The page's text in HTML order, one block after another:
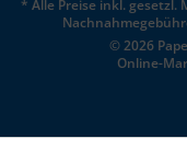
* Alle Preise inkl. gesetzl.
© 2026
Online-